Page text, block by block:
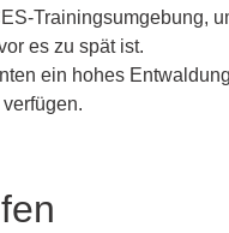
Trainingsumgebung,
es zu spät ist.
ein hohes